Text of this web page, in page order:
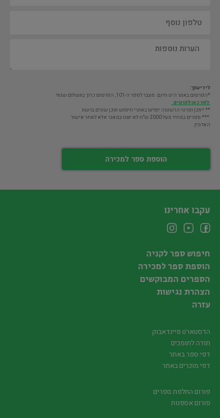
לידיעתך:
*הפרסום באתר הינו חינם. מעבר לספר ה-101, הפרסום כרוך בתשלום שנתי
לחץ כאן לפרטים.
** ייתכן ופרטי הרשומה יופיעו באתרי חיפוש תוכן שונים ברשת
*** ספרים במחיר מעל 2000 ש"ח לא יוצגו במאגר אלא לאחר אישור
האדמין.
הוספת ספר למכירה
עקבו אחרינו
חיפוש ספר לקניה
הוספת ספר למכירה
הספרים המבוקשים
הצהרת נגישות
עזרה
הדסטארט פיינדאבוק
תודה לתומכים
דפי ספר באתר
דפי מוכרים באתר
פורום החלפת ספרים
פורום אספנות